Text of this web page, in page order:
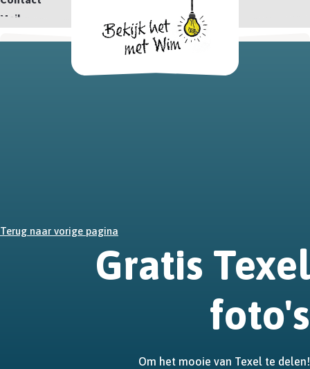
Mail
Terug naar vorige pagina
Gratis Texel
foto's
Om het mooie van Texel te delen!